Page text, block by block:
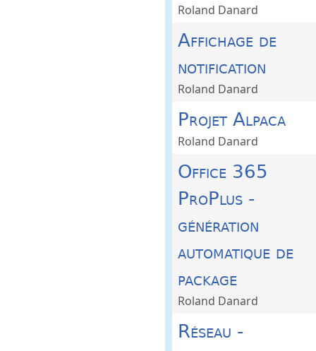
Roland Danard
Affichage de
notification
Roland Danard
Projet Alpaca
Roland Danard
Office 365
ProPlus -
génération
automatique de
package
Roland Danard
Réseau -